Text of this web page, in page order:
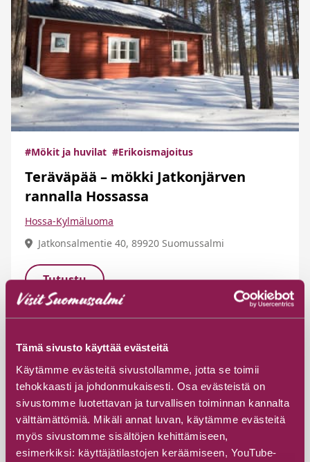
Tämä sivusto käyttää evästeitä
Käytämme evästeitä sivustollamme, jotta se toimii
tehokkaasti ja johdonmukaisesti. Osa evästeistä on
sivustomme luotettavan ja turvallisen toiminnan kannalta
välttämättömiä. Mikäli annat luvan, käytämme evästeitä
myös sivustomme sisältöjen kehittämiseen,
esimerkiksi: käyttäjätilastojen keräämiseen, YouTube-
#Mökit ja huvilat #Erikoismajoitus
Teräväpää – mökki Jatkonjärven
rannalla Hossassa
Hossa-Kylmäluoma
Jatkonsalmentie 40, 89920 Suomussalmi
Tutustu